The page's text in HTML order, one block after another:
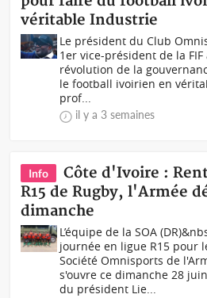
véritable Industrie
Le président du Club
1er vice-président de la
révolution de la
le football ivoirien en
prof...
il y a 3 semaines
Info
Côte d'Ivoire :
R15 de Rugby, l'Armée
dimanche
L’équipe de la SOA
journée en ligue R15 pour
Société Omnisports de
s'ouvre ce dimanche 28
du président Lie...